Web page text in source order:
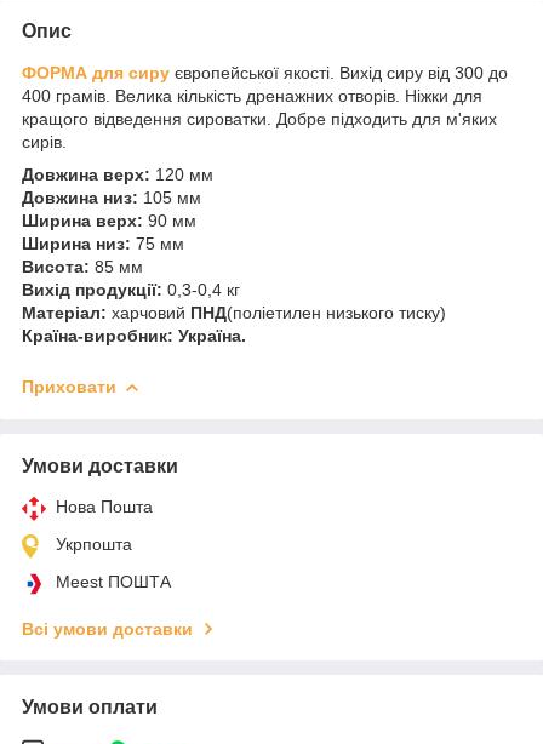
Опис
ФОРМА для сиру європейської якості. Вихід сиру від 300 до
400 грамів. Велика кількість дренажних отворів. Ніжки для
кращого відведення сироватки. Добре підходить для м'яких
сирів.
Довжина верх: 120 мм
Довжина низ: 105 мм
Ширина верх: 90 мм
Ширина низ: 75 мм
Висота: 85 мм
Вихід продукції: 0,3-0,4 кг
Матеріал: харчовий ПНД(поліетилен низького тиску)
Країна-виробник: Україна.
Приховати
Умови доставки
Нова Пошта
Укрпошта
Meest ПОШТА
Всі умови доставки
Умови оплати